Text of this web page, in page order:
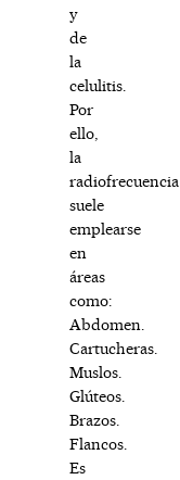
y
de
la
celulitis.
Por
ello,
la
radiofrecuencia
suele
emplearse
en
áreas
como:
Abdomen.
Cartucheras.
Muslos.
Glúteos.
Brazos.
Flancos.
Es